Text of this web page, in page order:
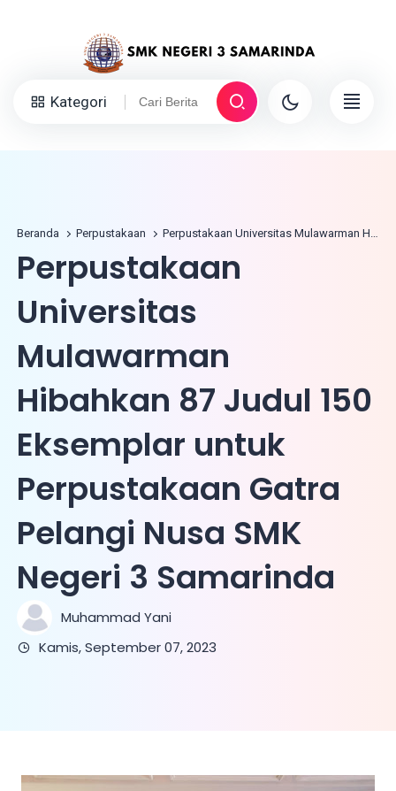
Kategori
Beranda Perpustakaan Perpustakaan Universitas Mulawarman Hibahkan 87 Judul 150 Eksemplar untuk Perpustakaan Gatra Pelangi Nusa SMK Negeri 3 Samarinda
Perpustakaan
Universitas
Mulawarman
Hibahkan 87 Judul 150
Eksemplar untuk
Perpustakaan Gatra
Pelangi Nusa SMK
Negeri 3 Samarinda
Muhammad Yani
Kamis, September 07, 2023